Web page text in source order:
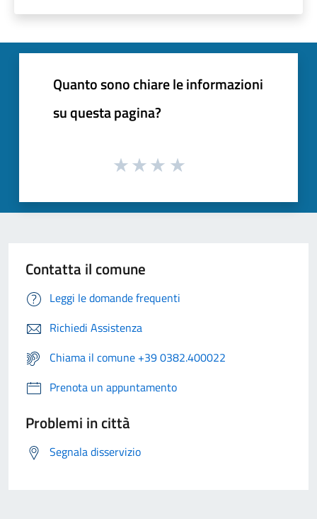
Quanto sono chiare le informazioni
su questa pagina?
Contatta il comune
Leggi le domande frequenti
Richiedi Assistenza
Chiama il comune +39 0382.400022
Prenota un appuntamento
Problemi in città
Segnala disservizio